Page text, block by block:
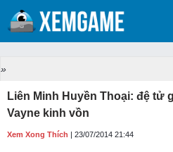
»
Liên Minh Huyền Thoại: đệ tử
Vayne kinh vồn
Xem Xong Thích | 23/07/2014 21:44